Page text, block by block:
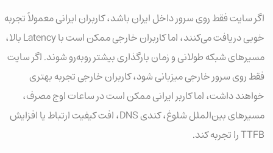
اگر سایت فقط روی سرور داخل ایران باشد، کاربران ایرانی معمولاً تجربه
خوبی دریافت می‌کنند، اما کاربران خارجی ممکن است با Latency بالا،
مسیرهای شبکه طولانی و زمان بارگذاری بیشتر روبه‌رو شوند. اگر سایت
فقط روی سرور خارجی میزبانی شود، کاربران خارجی تجربه بهتری
خواهند داشت، اما کاربر ایرانی ممکن است در ساعات اوج مصرف،
مسیرهای بین‌الملل شلوغ، کندی DNS، افت کیفیت ارتباط یا افزایش
TTFB را تجربه کند.